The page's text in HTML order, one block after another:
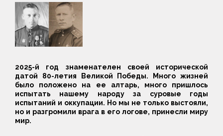
2025-й год знаменателен своей исторической
датой 80-летия Великой Победы. Много жизней
было положено на ее алтарь, много пришлось
испытать нашему народу за суровые годы
испытаний и оккупации. Но мы не только выстояли,
но и разгромили врага в его логове, принесли миру
мир.